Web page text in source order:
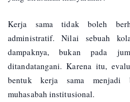
Kerja sama tidak boleh
administratif. Nilai sebuah
dampaknya, bukan pada
ditandatangani. Karena itu,
bentuk kerja sama menjadi
muhasabah institusional.